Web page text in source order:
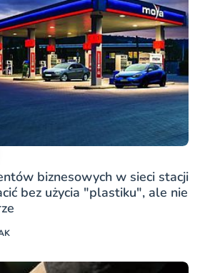
biznesowych w sieci stacji
bez użycia "plastiku", ale nie